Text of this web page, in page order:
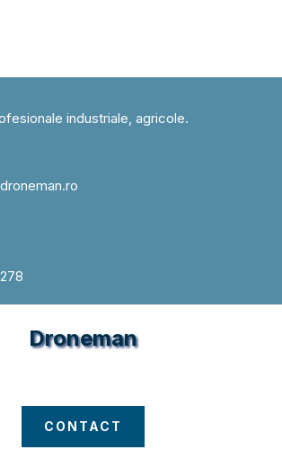
industriale, agricole.
Droneman
CONTACT